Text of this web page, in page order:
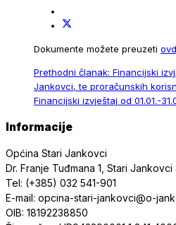
Dokumente možete preuzeti
Prethodni članak: Financijski
Jankovci, te proračunskih
Financijski izvještaj od 01.01.-
Informacije
Općina Stari Jankovci
Dr. Franje Tuđmana 1, Stari Jankovci
Tel: (+385) 032 541-901
E-mail: opcina-stari-jankovci@o-
OIB: 18192238850